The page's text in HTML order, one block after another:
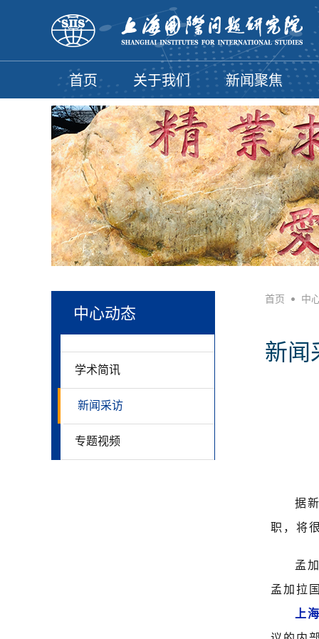
首页 关于我们 新闻聚焦
中心动态
学术简讯
新闻采访
专题视频
首页 • 中
新闻
据
职，将
孟
孟加拉
上